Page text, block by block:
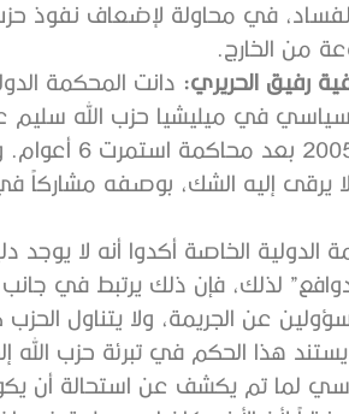
الفساد، في محاولة لإضعاف نفوذ
من الخارج.
في ميليشيا حزب الله
الوزراء الأسبق
يرقى إليه الشك، بوصفه مشاركاً
الخاصة أكدوا أنه لا يوجد
دوافع” لذلك، فإن ذلك يرتبط في
عن الجريمة، ولا يتناول
هذا الحكم في تبرئة حزب الله
لما تم يكشف عن استحالة أن